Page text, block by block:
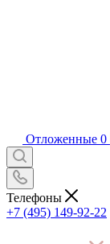
Отложенные 0
Телефоны
+7 (495) 149-92-22